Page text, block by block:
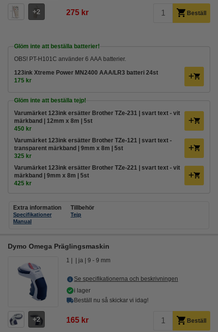
2 275 kr Beställ
Glöm inte att beställa batterier!
OBS! PT-H101C använder 6 AAA batterier.
123ink Xtreme Power MN2400 AAA/LR3 batteri 24st
175 kr
Glöm inte att beställa tejp!
Varumärket 123ink ersätter Brother TZe-231 | svart text - vit
märkband | 12mm x 8m | 5st
450 kr
Varumärket 123ink ersätter Brother TZe-121 | svart text -
transparent märkband | 9mm x 8m | 5st
325 kr
Varumärket 123ink ersätter Brother TZe-221 | svart text - vit
märkband | 9mm x 8m | 5st
425 kr
Extra information
Specifikationer
Manual
Tillbehör
Tejp
Dymo Omega Präglingsmaskin
2
1 ja 9 - 9 mm
Se specifikationerna och beskrivningen
i lager
Beställ nu så skickar vi idag!
165 kr Beställ